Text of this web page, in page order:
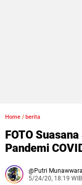
Home / berita
FOTO
Pandemi
Putri
5/24/20, 18:19 WIB